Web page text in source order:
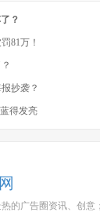
？
81万！
抄袭？
得发亮
的广告圈资讯、创意